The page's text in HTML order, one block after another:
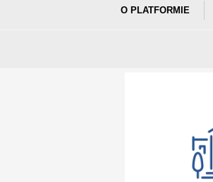
O PLATFORMIE